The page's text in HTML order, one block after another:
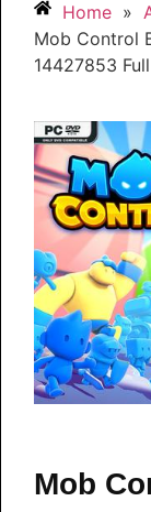
Home »
Mob Control
14427853
Mob